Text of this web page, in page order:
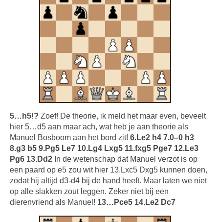
5…h5!? Zoef! De theorie, ik meld het maar even, beveelt
hier 5…d5 aan maar ach, wat heb je aan theorie als
Manuel Bosboom aan het bord zit! 6.Le2 h4 7.0–0 h3
8.g3 b5 9.Pg5 Le7 10.Lg4 Lxg5 11.fxg5 Pge7 12.Le3
Pg6 13.Dd2 In de wetenschap dat Manuel verzot is op
een paard op e5 zou wit hier 13.Lxc5 Dxg5 kunnen doen,
zodat hij altijd d3-d4 bij de hand heeft. Maar laten we niet
op alle slakken zout leggen. Zeker niet bij een
dierenvriend als Manuel! 13…Pce5 14.Le2 Dc7